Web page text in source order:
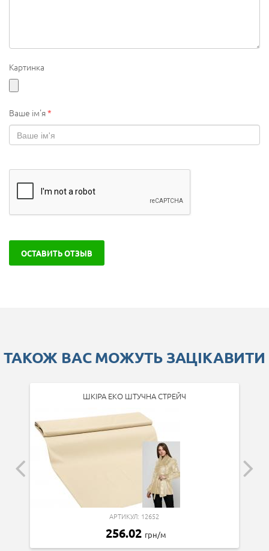
Картинка
Ваше ім'я*
ОСТАВИТЬ ОТЗЫВ
ТАКОЖ ВАС МОЖУТЬ ЗАЦІКАВИТИ
ШКІРА ЕКО ШТУЧНА СТРЕЙЧ
АРТИКУЛ: 12652
256.02 грн/м